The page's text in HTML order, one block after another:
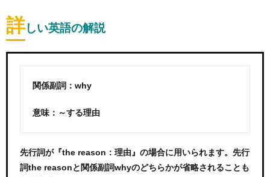
詳しい英語の解説
関係副詞：why
意味：～する理由
先行詞が『the reason：理由』の場合に用いられます。先行
詞the reasonと関係副詞whyのどちらかが省略されることも